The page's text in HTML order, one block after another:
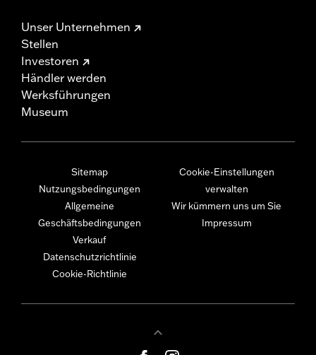
Unser Unternehmen
Stellen
Investoren
Händler werden
Werksführungen
Museum
Sitemap
Nutzungsbedingungen
Allgemeine
Geschäftsbedingungen
Verkauf
Datenschutzrichtlinie
Cookie-Richtlinie
Cookie-Einstellungen
verwalten
Wir kümmern uns um Sie
Impressum